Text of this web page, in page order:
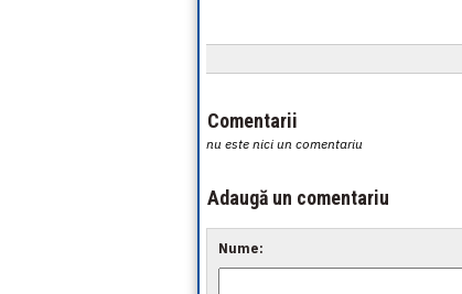
Comentarii
nu este nici un comentariu
Adaugă un comentariu
Nume: